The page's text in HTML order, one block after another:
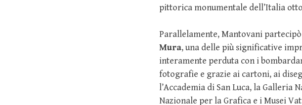
pittorica monumentale dell’Italia
Parallelamente, Mantovani
Mura, una delle più significative
interamente perduta con i
fotografie e grazie ai cartoni, ai
l’Accademia di San Luca, la Galleria
Nazionale per la Grafica e i Musei